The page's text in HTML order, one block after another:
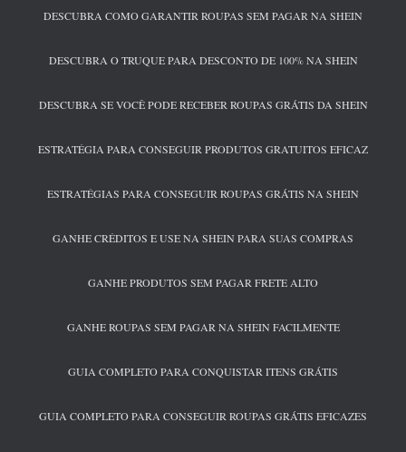
DESCUBRA COMO GARANTIR ROUPAS SEM PAGAR NA SHEIN
DESCUBRA O TRUQUE PARA DESCONTO DE 100% NA SHEIN
DESCUBRA SE VOCÊ PODE RECEBER ROUPAS GRÁTIS DA SHEIN
ESTRATÉGIA PARA CONSEGUIR PRODUTOS GRATUITOS EFICAZ
ESTRATÉGIAS PARA CONSEGUIR ROUPAS GRÁTIS NA SHEIN
GANHE CRÉDITOS E USE NA SHEIN PARA SUAS COMPRAS
GANHE PRODUTOS SEM PAGAR FRETE ALTO
GANHE ROUPAS SEM PAGAR NA SHEIN FACILMENTE
GUIA COMPLETO PARA CONQUISTAR ITENS GRÁTIS
GUIA COMPLETO PARA CONSEGUIR ROUPAS GRÁTIS EFICAZES